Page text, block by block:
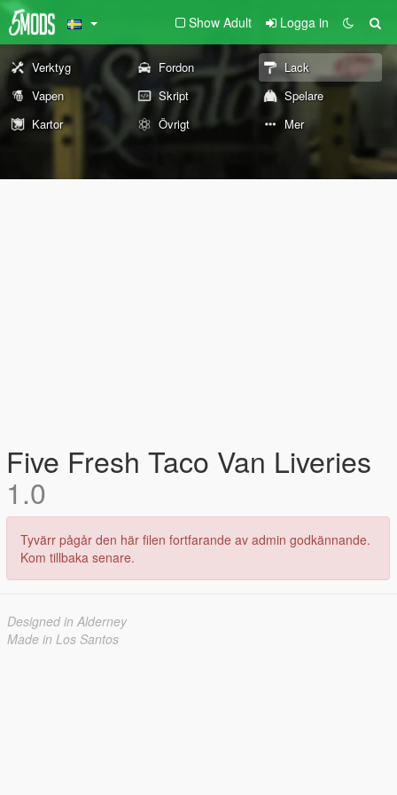
Show Adult Logga in
Verktyg Fordon
Lack
Vapen
Skript
Spelare
Kartor
Övrigt Mer
Five Fresh Taco Van Liveries
1.0
Tyvärr pågår den här filen fortfarande av admin godkännande.
Kom tillbaka senare.
Designed in Alderney
Made in Los Santos